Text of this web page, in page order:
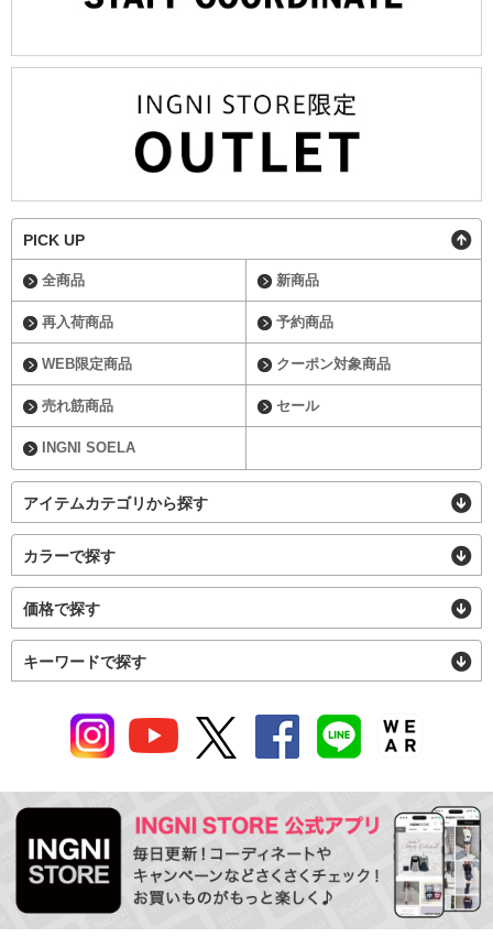
PICK UP
全商品 新商品
再入荷商品 予約商品
WEB限定商品 クーポン対象商品
売れ筋商品 セール
INGNI SOELA
アイテムカテゴリから探す
カラーで探す
価格で探す
キーワードで探す